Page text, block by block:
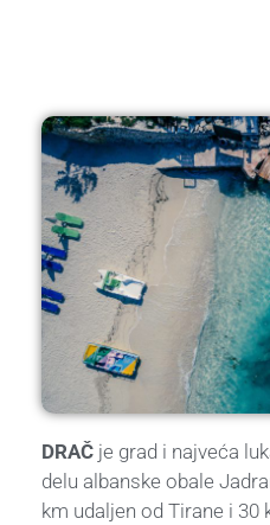
DRAČ je grad i najveća
delu albanske obale
km udaljen od Tirane i